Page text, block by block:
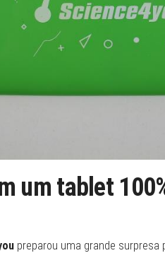
um tablet
preparou uma grande